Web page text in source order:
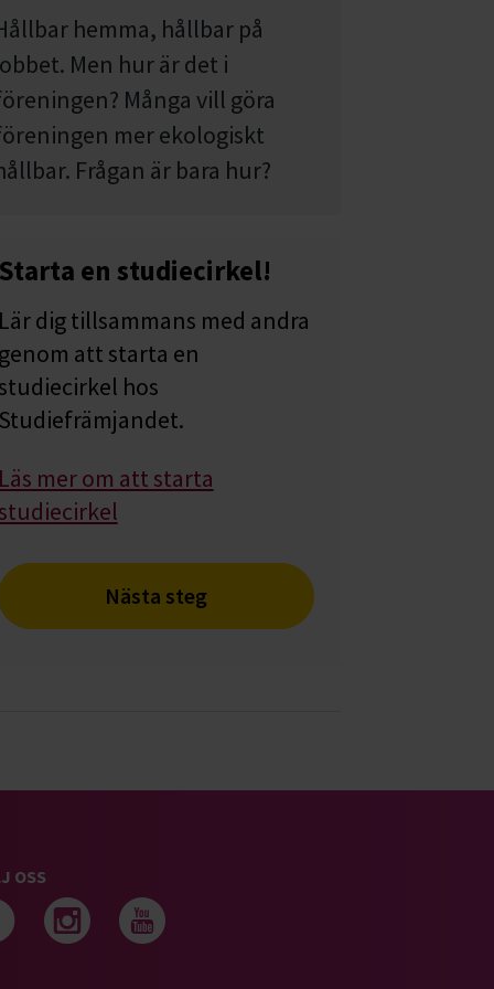
hemma, hållbar på
Men hur är det i
Många vill göra
mer ekologiskt
Frågan är bara hur?
Starta en studiecirkel!
Lär dig tillsammans med andra
genom att starta en
studiecirkel hos
Studiefrämjandet.
Läs mer om att starta
studiecirkel
Nästa steg
OSS
oss på facebook
Följ oss på instagram
Följ oss på youtube